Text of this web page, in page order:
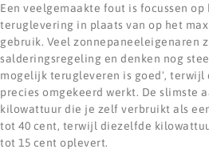
Een veelgemaakte fout is focussen
teruglevering in plaats van op het
gebruik. Veel zonnepaneeleigenaren
salderingsregeling en denken nog
mogelijk terugleveren is goed', terwijl
precies omgekeerd werkt. De slimste
kilowattuur die je zelf verbruikt als
tot 40 cent, terwijl diezelfde
tot 15 cent oplevert.